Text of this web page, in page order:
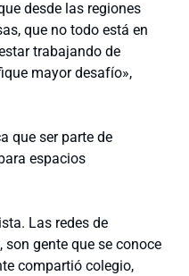
desde las regiones
que no todo está en
trabajando de
mayor desafío»,
que ser parte de
espacios
Las redes de
son gente que se conoce
compartió colegio,